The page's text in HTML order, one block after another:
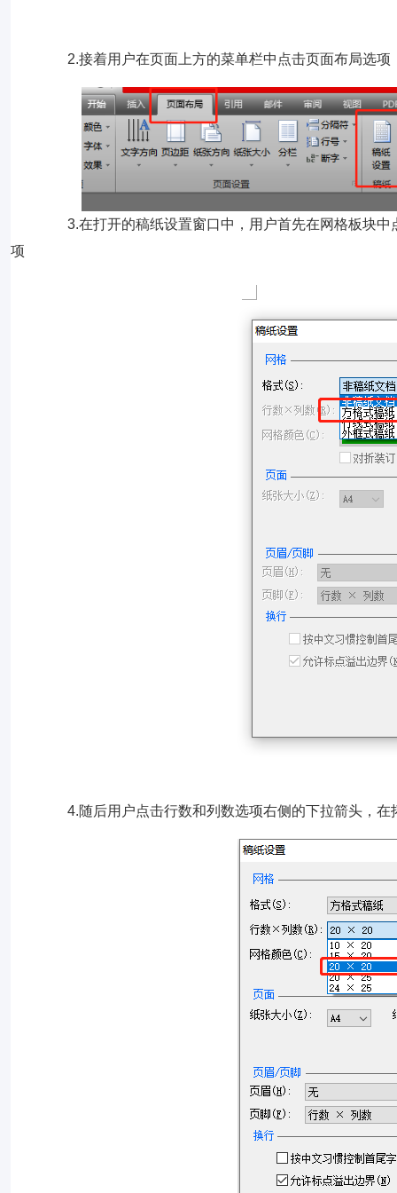
2.接着用户在页面上方的菜单栏中点击页面布局选项
3.在打开的稿纸设置窗口中，用户首先在网格板块中
项
4.随后用户点击行数和列数选项右侧的下拉箭头，在